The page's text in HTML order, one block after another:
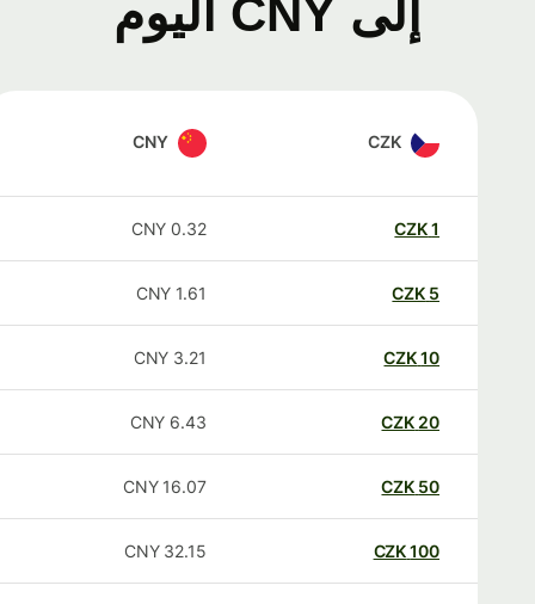
إلى CNY اليوم
CZK
CNY
CZK
0.32
CNY
CZK
1.61
CNY
CZK
3.21
CNY
20
CZK
6.43
CNY
50
CZK
16.07
CNY
100
CZK
32.15
CNY